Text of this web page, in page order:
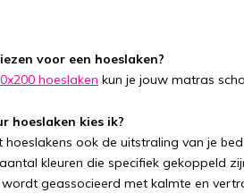
voor een hoeslaken?
hoeslaken kun je jouw matras
hoeslaken kies ik?
hoeslakens ook de uitstraling van je
kleuren die specifiek gekoppeld
geassocieerd met kalmte en